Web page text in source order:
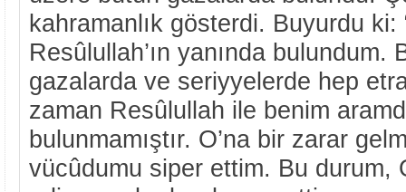
kahramanlık gösterdi. Buyurdu ki:
Resûlullah’ın yanında bulundum.
gazalarda ve seriyyelerde hep
zaman Resûlullah ile benim
bulunmamıştır. O’na bir zarar
vücûdumu siper ettim. Bu durum,